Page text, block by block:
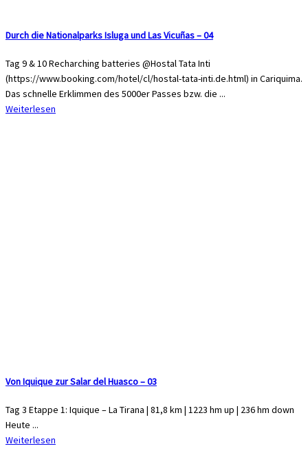
Durch die Nationalparks Isluga und Las Vicuñas – 04
Tag 9 & 10 Recharching batteries @Hostal Tata Inti
(https://www.booking.com/hotel/cl/hostal-tata-inti.de.html) in Cariquima.
Das schnelle Erklimmen des 5000er Passes bzw. die ...
Weiterlesen
Von Iquique zur Salar del Huasco – 03
Tag 3 Etappe 1: Iquique – La Tirana | 81,8 km | 1223 hm up | 236 hm down
Heute ...
Weiterlesen